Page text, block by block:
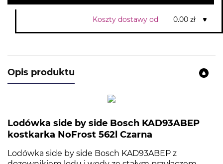
Koszty dostawy od 0.00 zł
Opis produktu
Lodówka side by side Bosch KAD93ABEP
kostkarka NoFrost 562l Czarna
Lodówka side by side Bosch KAD93ABEP z